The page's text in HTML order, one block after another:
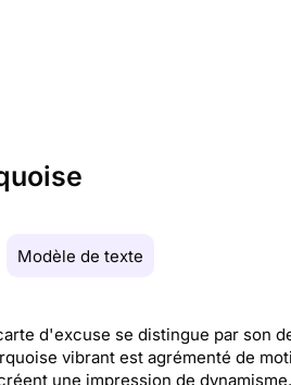
Modèle de texte
d'excuse se distingue par son
vibrant est agrémenté de
une impression de